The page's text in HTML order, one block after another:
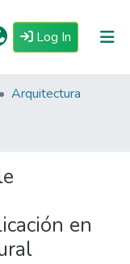
Log In (current)
Arquitectura
en